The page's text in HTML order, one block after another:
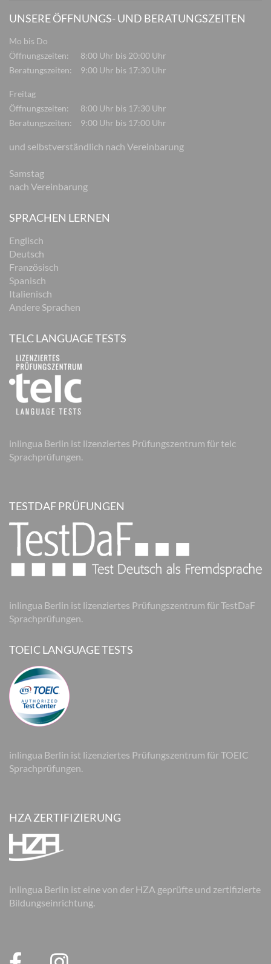
UNSERE ÖFFNUNGS- UND BERATUNGSZEITEN
Mo bis Do
Öffnungszeiten:
8:00 Uhr bis 20:00 Uhr
Beratungszeiten:
9:00 Uhr bis 17:30 Uhr
Freitag
Öffnungszeiten:
8:00 Uhr bis 17:30 Uhr
Beratungszeiten:
9:00 Uhr bis 17:00 Uhr
und selbstverständlich nach Vereinbarung
Samstag
nach Vereinbarung
SPRACHEN LERNEN
Englisch
Deutsch
Französisch
Spanisch
Italienisch
Andere Sprachen
TELC LANGUAGE TESTS
inlingua Berlin ist lizenziertes Prüfungszentrum für telc
Sprachprüfungen.
TESTDAF PRÜFUNGEN
inlingua Berlin ist lizenziertes Prüfungszentrum für TestDaF
Sprachprüfungen.
TOEIC LANGUAGE TESTS
inlingua Berlin ist lizenziertes Prüfungszentrum für TOEIC
Sprachprüfungen.
HZA ZERTIFIZIERUNG
inlingua Berlin ist eine von der HZA geprüfte und zertifizierte
Bildungseinrichtung.